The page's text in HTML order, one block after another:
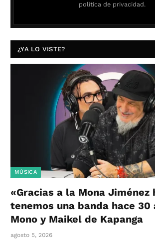
política de privacidad.
¿YA LO VISTE?
MÚSICA
«Gracias a la Mona Jiménez
tenemos una banda hace 30
Mono y Maikel de Kapanga
agosto 5, 2026